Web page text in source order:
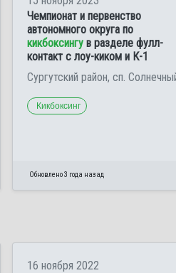
Чемпионат и первенство
автономного округа по
кикбоксингу в разделе фулл-
контакт с лоу-киком и К-1
Сургутский район, сп.
Кикбоксинг
Обновлено 3 года назад
16 ноября 2022